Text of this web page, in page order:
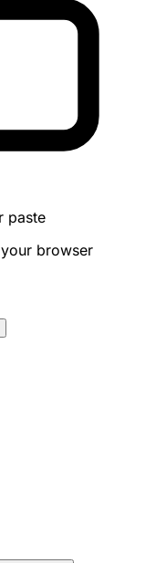
paste
browser